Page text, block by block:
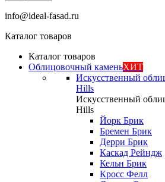
info@ideal-fasad.ru
Каталог товаров
Каталог товаров
Облицовочный каменьХИТ
Искусственный
Hills
Искусственный
Hills
Йорк Брик
Бремен Брик
Дерри Брик
Каскад Рейндж
Кельн Брик
Кросс Фелл